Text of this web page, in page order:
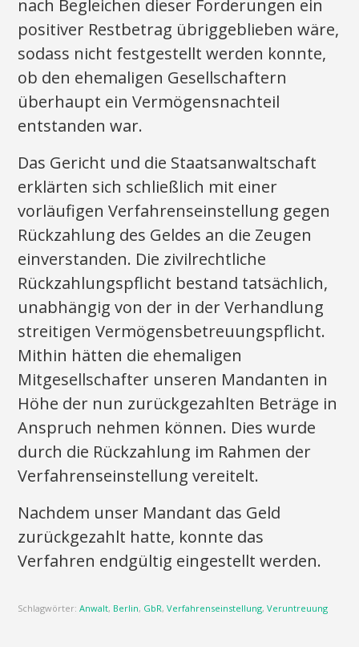
nach Begleichen dieser Forderungen ein
positiver Restbetrag übriggeblieben wäre,
sodass nicht festgestellt werden konnte,
ob den ehemaligen Gesellschaftern
überhaupt ein Vermögensnachteil
entstanden war.
Das Gericht und die Staatsanwaltschaft
erklärten sich schließlich mit einer
vorläufigen Verfahrenseinstellung gegen
Rückzahlung des Geldes an die Zeugen
einverstanden. Die zivilrechtliche
Rückzahlungspflicht bestand tatsächlich,
unabhängig von der in der Verhandlung
streitigen Vermögensbetreuungspflicht.
Mithin hätten die ehemaligen
Mitgesellschafter unseren Mandanten in
Höhe der nun zurückgezahlten Beträge in
Anspruch nehmen können. Dies wurde
durch die Rückzahlung im Rahmen der
Verfahrenseinstellung vereitelt.
Nachdem unser Mandant das Geld
zurückgezahlt hatte, konnte das
Verfahren endgültig eingestellt werden.
Schlagwörter:Anwalt, Berlin, GbR,Verfahrenseinstellung,Veruntreuung